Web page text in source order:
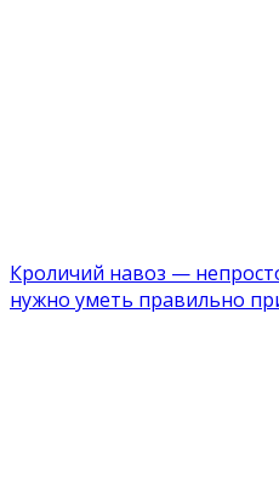
Кроличий навоз —
нужно уметь правильно